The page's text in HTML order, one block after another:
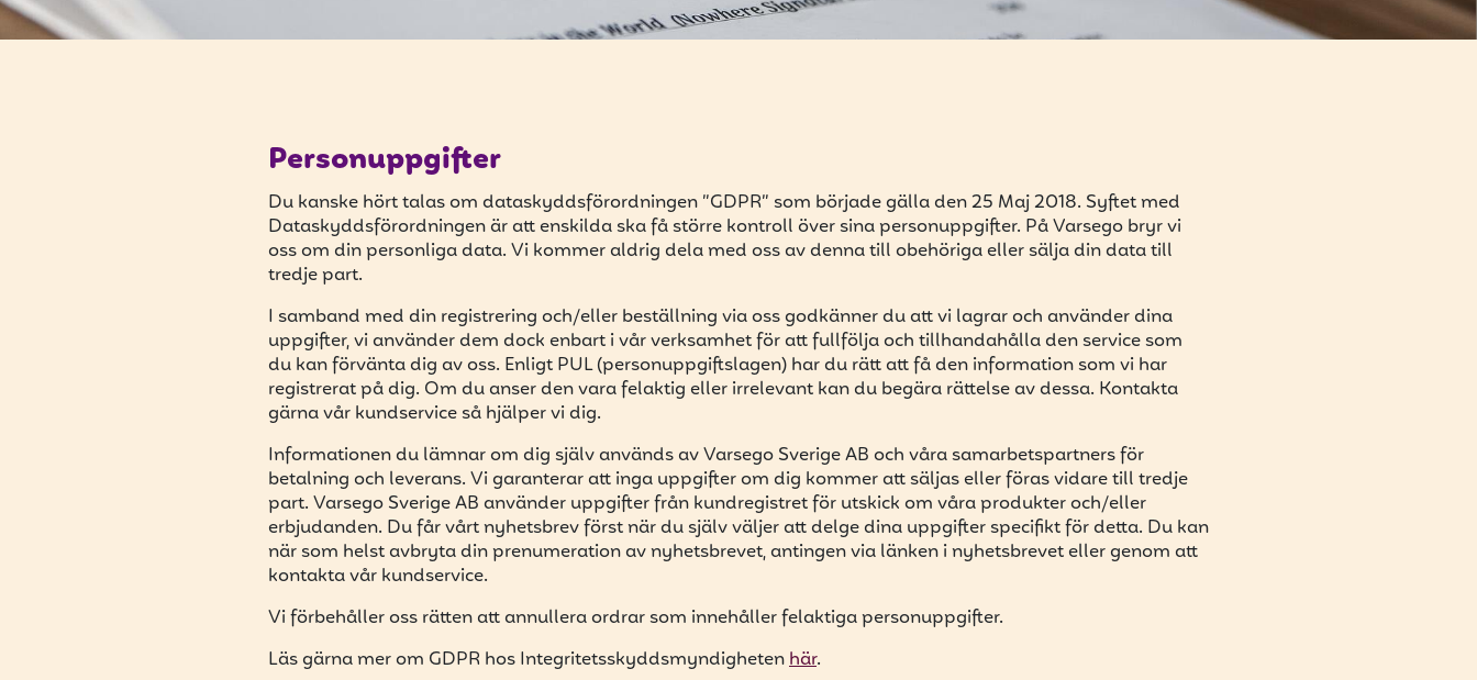
Personuppgifter
Du kanske hört talas om dataskyddsförordningen ”GDPR” som började gälla den 25 Maj 2018. Syftet med
Dataskyddsförordningen är att enskilda ska få större kontroll över sina personuppgifter. På Varsego bryr vi
oss om din personliga data. Vi kommer aldrig dela med oss av denna till obehöriga eller sälja din data till
tredje part.
I samband med din registrering och/eller beställning via oss godkänner du att vi lagrar och använder dina
uppgifter, vi använder dem dock enbart i vår verksamhet för att fullfölja och tillhandahålla den service som
du kan förvänta dig av oss. Enligt PUL (personuppgiftslagen) har du rätt att få den information som vi har
registrerat på dig. Om du anser den vara felaktig eller irrelevant kan du begära rättelse av dessa. Kontakta
gärna vår kundservice så hjälper vi dig.
Informationen du lämnar om dig själv används av Varsego Sverige AB och våra samarbetspartners för
betalning och leverans. Vi garanterar att inga uppgifter om dig kommer att säljas eller föras vidare till tredje
part. Varsego Sverige AB använder uppgifter från kundregistret för utskick om våra produkter och/eller
erbjudanden. Du får vårt nyhetsbrev först när du själv väljer att delge dina uppgifter specifikt för detta. Du kan
när som helst avbryta din prenumeration av nyhetsbrevet, antingen via länken i nyhetsbrevet eller genom att
kontakta vår kundservice.
Vi förbehåller oss rätten att annullera ordrar som innehåller felaktiga personuppgifter.
Läs gärna mer om GDPR hos Integritetsskyddsmyndighetenhär.